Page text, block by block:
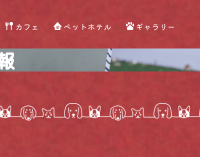
カフェ ペットホテル ギャラリー